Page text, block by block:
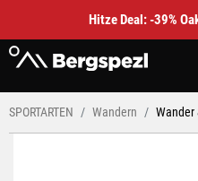
Hitze Deal: -39%
SPORTARTEN Wandern Wander